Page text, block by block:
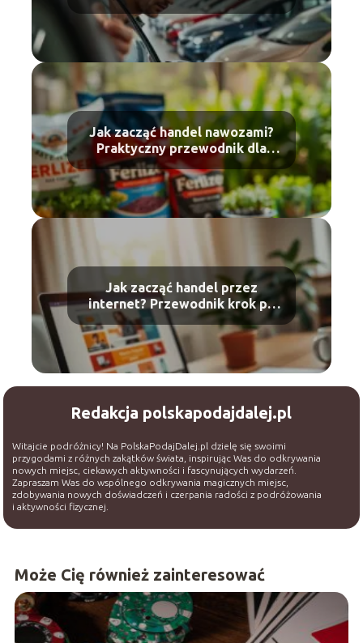
dla kupujących
Jak zacząć handel nawozami?
Praktyczny przewodnik dla
początkujących
Jak zacząć handel przez
internet? Przewodnik krok po
kroku
Redakcja polskapodajdalej.pl
Witajcie podróżnicy! Na PolskaPodajDalej.pl dzielę się swoimi
przygodami z różnych zakątków świata, inspirując Was do odkrywania
nowych miejsc, ciekawych aktywności i fascynujących wydarzeń.
Zapraszam Was do wspólnego odkrywania magicznych miejsc,
zdobywania nowych doświadczeń i czerpania radości z podróżowania
i aktywności fizycznej.
Może Cię również zainteresować